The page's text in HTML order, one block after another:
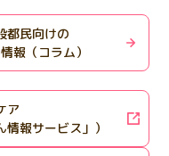
都民向けの
報（コラム）
ア
情報サービス」）